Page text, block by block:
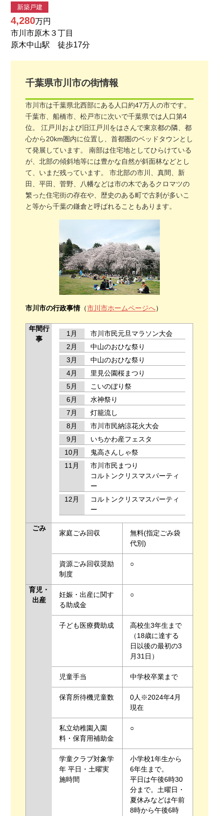
新築戸建
4,280万円
市川市原木３丁目
原木中山駅 徒歩17分
千葉県市川市の街情報
市川市は千葉県北西部にある人口約47万人の市です。
千葉市、船橋市、松戸市に次いで千葉県では人口第4
位。 江戸川および旧江戸川をはさんで東京都の隣、都
心から20km圏内に位置し、首都圏のベッドタウンとし
て発展しています。 南部は住宅地としてひらけている
が、北部の傾斜地等には豊かな自然が斜面林などとし
て、いまだ残っています。 市北部の市川、真間、新
田、平田、菅野、八幡などは市の木であるクロマツの
繁った住宅街の存在や、歴史のある町で古刹が多いこ
と等から千葉の鎌倉と呼ばれることもあります。
市川市の行政事情（市川市ホームページへ）
年間行
事
1月
市川市民元旦マラソン大会
2月
中山のおひな祭り
3月
中山のおひな祭り
4月
里見公園桜まつり
5月
こいのぼり祭
6月
水神祭り
7月
灯籠流し
8月
市川市民納涼花火大会
9月
いちかわ産フェスタ
10月
鬼高さんしゃ祭
11月
市川市民まつり
コルトンクリスマスパーティ
ー
12月
コルトンクリスマスパーティ
ー
ごみ
家庭ごみ回収
無料(指定ごみ袋
代別)
資源ごみ回収奨励
制度
○
育児・
出産
妊娠・出産に関す
る助成金
○
子ども医療費助成
高校生3年生まで
（18歳に達する
日以後の最初の3
月31日）
児童手当 中学校卒業まで
保育所待機児童数
0人※2024年4月
現在
私立幼稚園入園
料・保育用補助金
○
学童クラブ対象学
年 平日・土曜実
施時間
小学校1年生から
6年生まで。
平日は午後6時30
分まで。土曜日・
夏休みなどは午前
8時から午後6時